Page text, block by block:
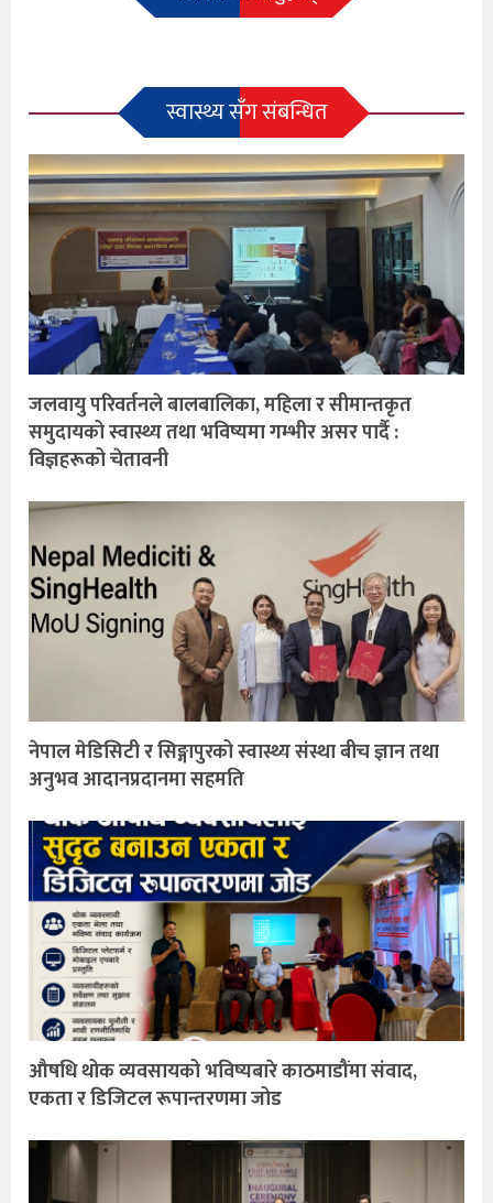
स्वास्थ्य सँग संबन्धित
जलवायु परिवर्तनले बालबालिका, महिला र सीमान्तकृत
समुदायको स्वास्थ्य तथा भविष्यमा गम्भीर असर पार्दै :
विज्ञहरूको चेतावनी
नेपाल मेडिसिटी र सिङ्गापुरको स्वास्थ्य संस्था बीच ज्ञान तथा
अनुभव आदानप्रदानमा सहमति
औषधि थोक व्यवसायको भविष्यबारे काठमाडौंमा संवाद,
एकता र डिजिटल रूपान्तरणमा जोड